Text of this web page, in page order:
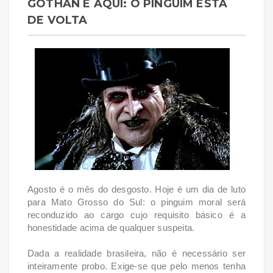
GOTHAN É AQUI: O PINGUIM ESTÁ
DE VOLTA
Agosto é o mês do desgosto. Hoje é um dia de luto
para Mato Grosso do Sul: o pinguim moral será
reconduzido ao cargo cujo requisito básico é a
honestidade acima de qualquer suspeita.
Dada a realidade brasileira, não é necessário ser
inteiramente probo. Exige-se que pelo menos tenha